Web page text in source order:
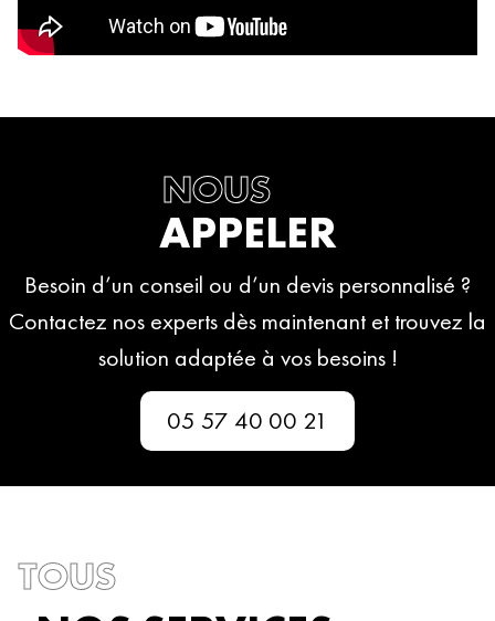
NOUS
APPELER
Besoin d’un conseil ou d’un devis personnalisé ?
Contactez nos experts dès maintenant et trouvez la
solution adaptée à vos besoins !
05 57 40 00 21
TOUS